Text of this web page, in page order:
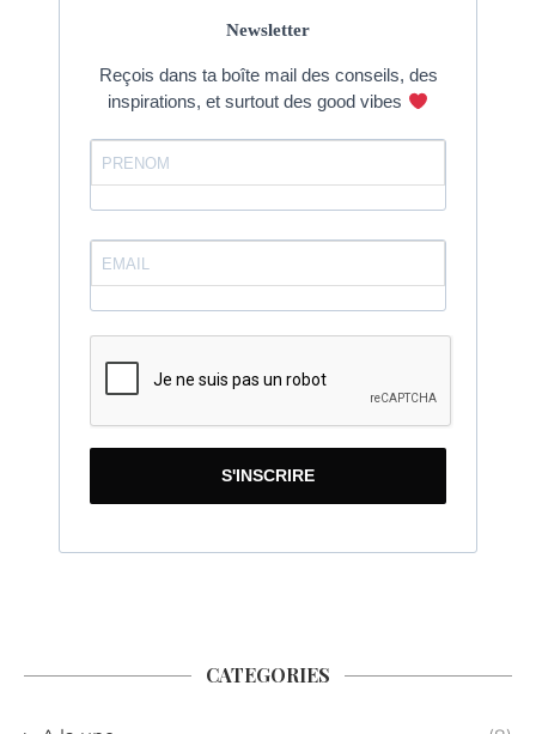
Newsletter
Reçois dans ta boîte mail des conseils, des
inspirations, et surtout des good vibes
S'INSCRIRE
CATEGORIES